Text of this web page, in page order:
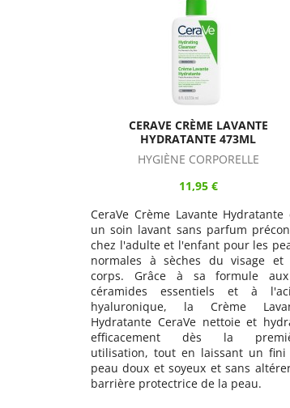
CERAVE GEL MOUSSANT 236ML
HYGIÈNE CORPORELLE
lavant sans parfum préconisé pour
peaux normales, mixtes et
visage et du corps. Grâce à sa
aux 3 céramides
niacinamide et acide
Gel Moussant CeraVe nettoie
douceur, purifie en
élimine efficacement l'excès de
les impuretés et le maquillage,
altérer la barrière protectrice
peau.